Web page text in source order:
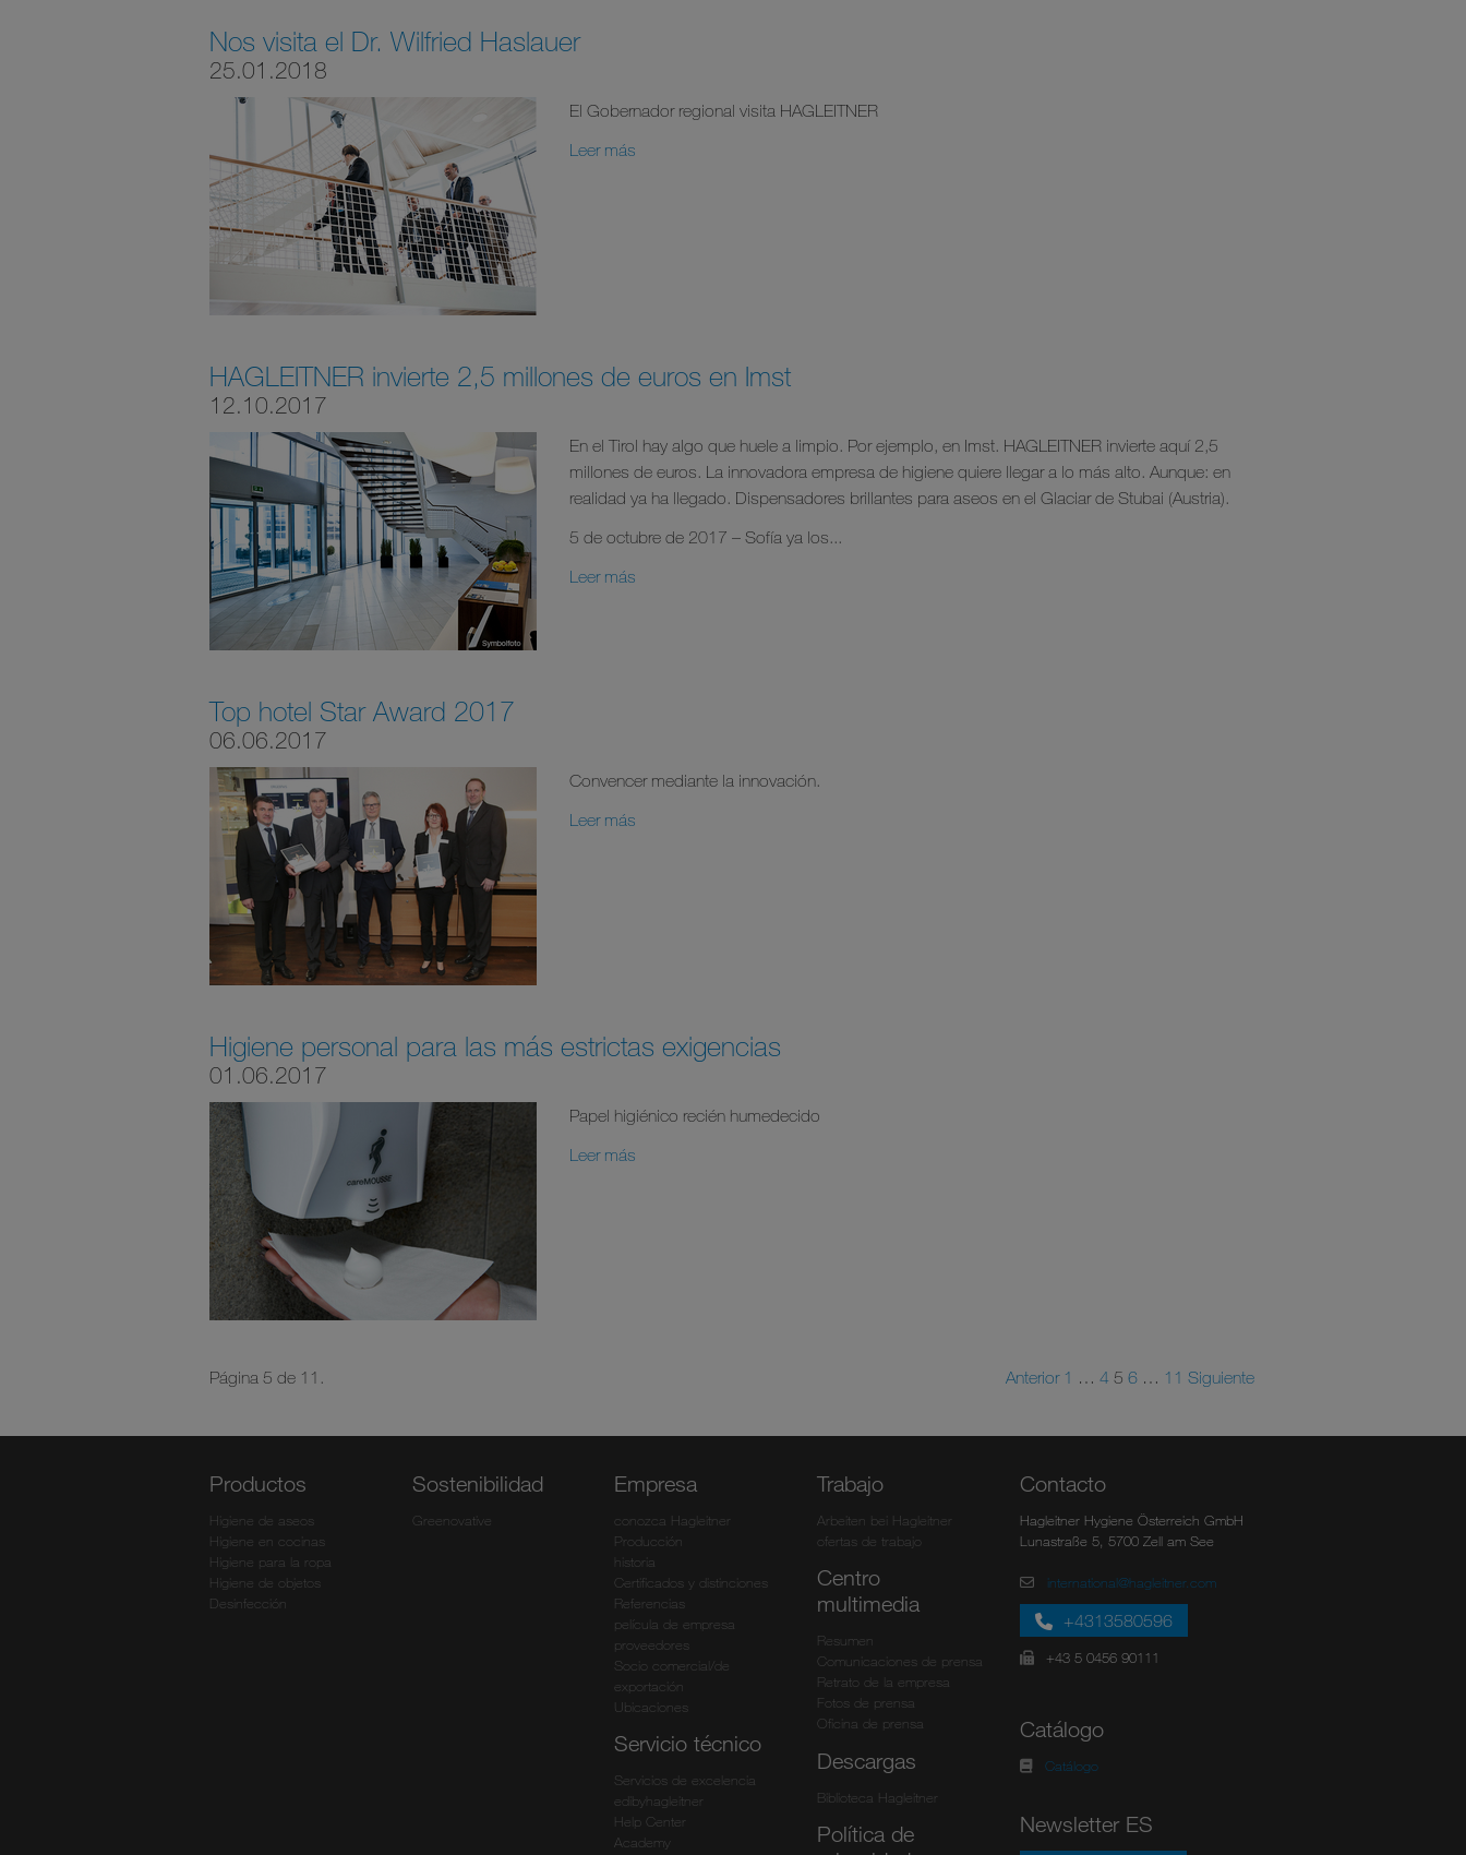
Nos visita el Dr. Wilfried Haslauer
25.01.2018
El Gobernador regional visita HAGLEITNER
Leer más
HAGLEITNER invierte 2,5 millones de euros en Imst
12.10.2017
En el Tirol hay algo que huele a limpio. Por ejemplo, en Imst. HAGLEITNER invierte aquí 2,5
millones de euros. La innovadora empresa de higiene quiere llegar a lo más alto. Aunque: en
realidad ya ha llegado. Dispensadores brillantes para aseos en el Glaciar de Stubai (Austria).
5 de octubre de 2017 – Sofía ya los...
Leer más
Top hotel Star Award 2017
06.06.2017
Convencer mediante la innovación.
Leer más
Higiene personal para las más estrictas exigencias
01.06.2017
Papel higiénico recién humedecido
Leer más
Página 5 de 11. Anterior 1 … 4 5 6 … 11 Siguiente
Productos
Higiene de aseos
Higiene en cocinas
Higiene para la ropa
Higiene de objetos
Desinfección
Sostenibilidad
Greenovative
Empresa
conozca Hagleitner
Producción
historia
Certificados y distinciones
Referencias
película de empresa
proveedores
Socio comercial/de
exportación
Ubicaciones
Servicio técnico
Servicios de excelencia
edibyhagleitner
Help Center
Academy
Trabajo
Arbeiten bei Hagleitner
ofertas de trabajo
Centro
multimedia
Resumen
Comunicaciones de prensa
Retrato de la empresa
Fotos de prensa
Oficina de prensa
Descargas
Biblioteca Hagleitner
Política de
Contacto
Hagleitner Hygiene Österreich GmbH
Lunastraße 5, 5700 Zell am See
international@hagleitner.com
+4313580596
+43 5 0456 90111
Catálogo
Catálogo
Newsletter ES